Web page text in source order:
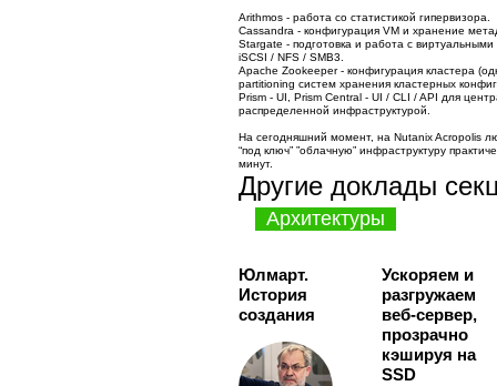
Arithmos - работа со статистикой гипервизора.
Cassandra - конфигурация VM и хранение
Stargate - подготовка и работа с
iSCSI / NFS / SMB3.
Apache Zookeeper - конфигурация кластера
partitioning систем хранения кластерных
Prism - UI, Prism Central - UI / CLI / API для
распределенной инфраструктурой.
На сегодняшний момент, на Nutanix Acropolis
“под ключ” ”облачную” инфраструктуру
минут.
Другие доклады
Архитектуры
Юлмарт.
История
создания
Ускоряем и
разгружаем
веб-сервер,
прозрачно
кэшируя на
SSD